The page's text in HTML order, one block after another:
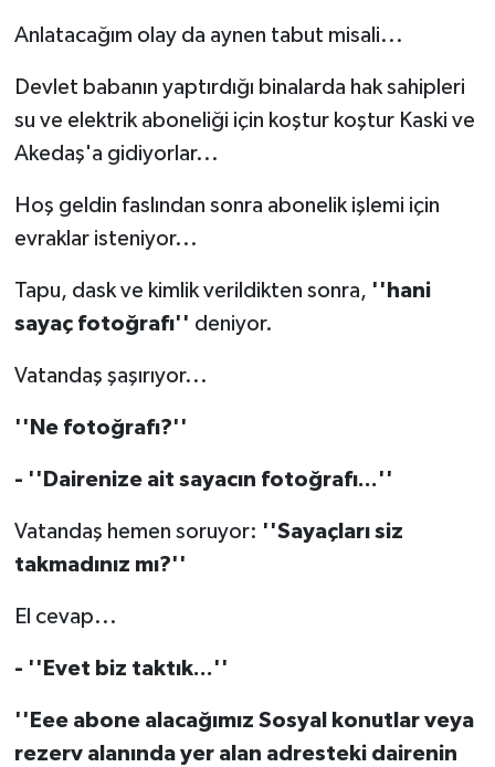
Anlatacağım olay da aynen tabut misali...
Devlet babanın yaptırdığı binalarda hak sahipleri
su ve elektrik aboneliği için koştur koştur Kaski ve
Akedaş'a gidiyorlar...
Hoş geldin faslından sonra abonelik işlemi için
evraklar isteniyor...
Tapu, dask ve kimlik verildikten sonra, ''hani
sayaçfotoğrafı'' deniyor.
Vatandaş şaşırıyor...
''Ne fotoğrafı?''
- ''Dairenize ait sayacın fotoğrafı...''
Vatandaş hemen soruyor: ''Sayaçları siz
takmadınız mı?''
El cevap...
- ''Evet biz taktık...''
''Eee abone alacağımız Sosyal konutlar veya
rezerv alanında yer alan adresteki dairenin